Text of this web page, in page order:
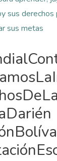
sus derechos
sus metas